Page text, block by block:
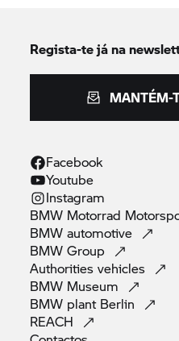
Regista-te já na
MANTÉM-
Facebook
Youtube
Instagram
BMW Motorrad
BMWautomotive
BMWGroup
Authoritiesvehicles
BMW Museum
BMW plant Berlin
REACH